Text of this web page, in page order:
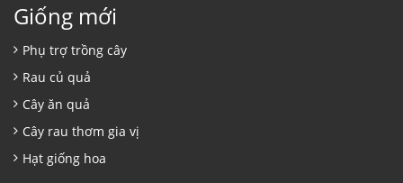
Giống mới
Phụ trợ trồng cây
Rau củ quả
Cây ăn quả
Cây rau thơm gia vị
Hạt giống hoa